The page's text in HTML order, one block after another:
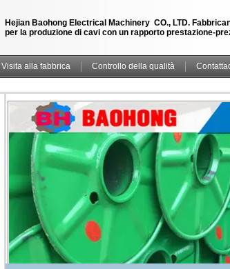
Hejian Baohong Electrical Machinery CO., LTD.
per la produzione di cavi con un rapporto prestazione-
Visita alla fabbrica Controllo della qualità